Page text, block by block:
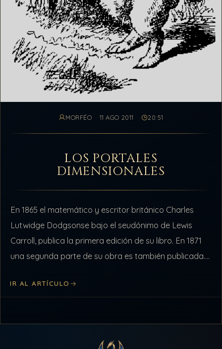
MORFÉO 11 AGO 2011 20:51
LOS PORTALES
DIMENSIONALES
En 1865 el matemático y escritor británico Charles
Lutwidge Dodgsonse bajo el seudónimo de Lewis
Carroll, publica la primera edición de su libro. En 1871
una segunda parte de su obra es también publicada.
IR AL ARTÍCULO